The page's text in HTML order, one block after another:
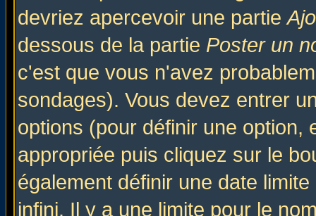
devriez apercevoir une partie
dessous de la partie Poster un
c'est que vous n'avez
sondages). Vous devez entrer
options (pour définir une option,
appropriée puis cliquez sur le
également définir une date
infini. Il y a une limite pour le